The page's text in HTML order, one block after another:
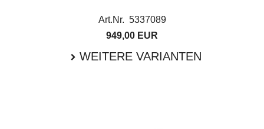
Art.Nr. 5337089
949,00 EUR
WEITERE VARIANTEN